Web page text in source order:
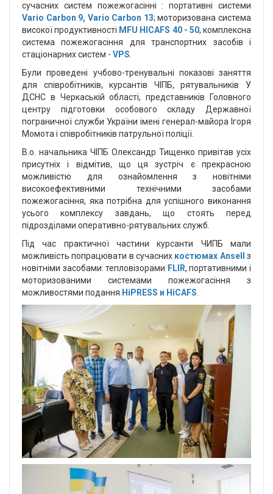
сучасних систем пожежогасінні : портативні системи
Vario Carbon 9, Vario Carbon 13; моторизована система
високої продуктивності MFU HICAFS 40 - 50, комплексна
система пожежогасіння для транспортних засобів і
стаціонарних систем - VPS
Були проведені учбово-тренувальні показові заняття
для співробітників, курсантів ЧІПБ, рятувальників У
ДСНС в Черкаській області, представників Головного
центру підготовки особового складу Державної
пограничної служби України імені генерал-майора Ігоря
Момота і співробітників патрульної поліції.
В.о. начальника ЧІПБ Олександр Тищенко привітав усіх
присутніх і відмітив, що ця зустріч є прекрасною
можливістю для ознайомлення з новітніми
високоефективними технічними засобами
пожежогасіння, яка потрібна для успішного виконання
усього комплексу завдань, що стоять перед
підрозділами оперативно-рятувальних служб.
Під час практичної частини курсанти ЧИПБ мали
можливість попрацювати в сучасних костюмах Ansell
з
новітніми засобами: тепловізорами FLIR, портативними і
моторизованими системами пожежогасіння з
можливостями подання HiPRESS и HiCAFS